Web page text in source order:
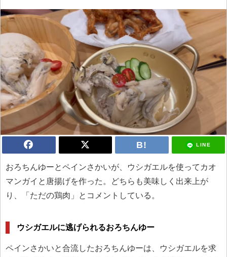
LINE
おろちんゆーとペインさかいが、ウシガエルを使ってカオ
マンガイと唐揚げを作った。どちらも美味しく出来上が
り、「ただの鶏肉」とコメントしている。
ウシガエルに逃げられるおろちんゆー
ペインさかいと合流したおろちんゆーは、ウシガエルを求